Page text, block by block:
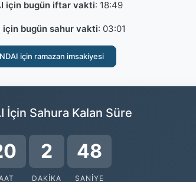
için bugün iftar vakti: 18:49
için bugün sahur vakti: 03:01
için ramazan imsakiyesi
İçin Sahura Kalan Süre
2
DAKIKA
48
SANIYE